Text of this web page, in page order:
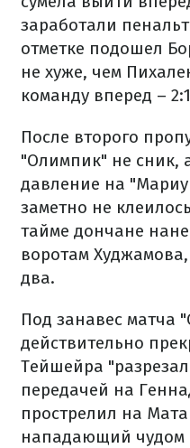
заработали
отметке подошел
не хуже, чем
команду вперед –
После второго
"Олимпик" не сник,
давление на
заметно не
тайме дончане
воротам
два.
Под занавес матча
действительно
Тейшейра
передачей на
прострелил на
нападающий чудом